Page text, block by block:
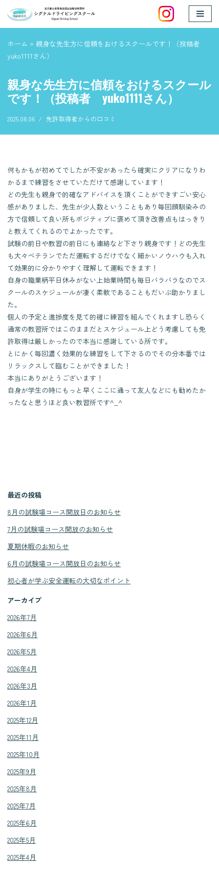
コ
ン
ン
へ
ス
ッ
プ
ホーム » 親身な先生方に信頼をおけるスクールです！（投稿者
yuko1111さん）
親身な先生方に信頼をおけるスクール
です！（投稿者 yuko1111さん）
2025.08.06 免許取得者からの口コミ
何もかもが初めてでしたが不安があったら確実にクリアになりわ
かるまで練習をさせていただけて感謝しています！
どの先生も親身で的確なアドバイスを頂くことができすごい安心
感がありました、先生が少人数ということもあり毎回顔馴染みの
方で信頼して良い所もポジティブに褒めて頂き改善点もはっきり
と教えてくれるのでよかったです。
試験の前日や教習の前日にも連絡など下さり親身です！どの先生
も大々ベテランでただ運転するだけでなく細かいノウハウも入れ
て効果的に分かりやすく理解して運転できます！
自身の職業柄平日休みがない上始業時間も毎日バラバラなのでス
クールのスケジュールが凄く柔軟であることもだいぶ助かりまし
た。
個人の予定と進捗度を見て的確に練習を組んでくれますし恐らく
通常の教習所ではこのままだとスケジュール上どう考慮しても免
許取得は厳しかったので本当に感謝している所です。
とにかく毎回濃く効果的な練習をして下さるのでその分本番では
リラックスして臨むことができました！
本当にありがとうございます！
自身が学生の時にもっと早くここに通って友人などにも勧めたか
ったなと思うほど良い教習所です^_^
最近の投稿
8月の試験場コース開放日のお知らせ
7月の試験場コース開放のお知らせ
夏期休暇のお知らせ
6月の試験場コース開放日のお知らせ
初心者が学ぶ安全運転の大切なポイント
アーカイブ
2026年7月
2026年6月
2026年5月
2026年4月
2026年3月
2026年1月
2025年12月
2025年11月
2025年10月
2025年9月
2025年8月
2025年7月
2025年6月
2025年5月
2025年4月